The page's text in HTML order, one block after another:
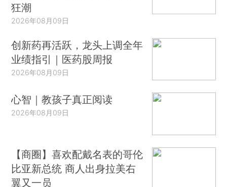
狂潮
2026年08月09日
创新药再活跃，龙头上调全年
业绩指引｜医药股周报
2026年08月09日
心智｜教孩子真正阅读
2026年08月09日
【商圈】喜欢配戴名表的哥伦
比亚新总统 商人出身拉美右
翼又一员